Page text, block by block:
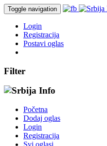
Toggle navigation
Login
Registracija
Postavi oglas
Filter
Početna
Dodaj oglas
Login
Registracija